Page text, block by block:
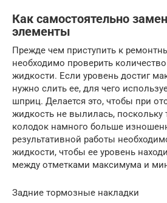
Как самостоятельно
элементы
Прежде чем приступить к
необходимо проверить
жидкости. Если уровень достиг
нужно слить ее, для чего
шприц. Делается это, чтобы при
жидкость не вылилась,
колодок намного больше
результативной работы
жидкости, чтобы ее уровень
между отметками максимума и
Задние тормозные накладки